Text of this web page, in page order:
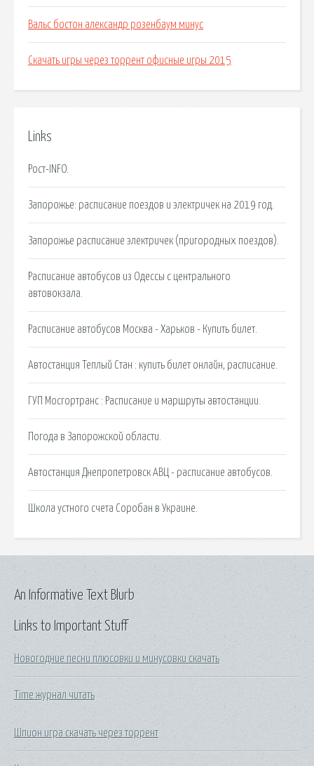
Вальс бостон александр розенбаум минус
Скачать игры через торрент офисные игры 2015
Links
Рост-INFO.
Запорожье: расписание поездов и электричек на 2019 год.
Запорожье расписание электричек (пригородных поездов).
Расписание автобусов из Одессы с центрального
автовокзала.
Расписание автобусов Москва - Харьков - Купить билет.
Автостанция Теплый Стан : купить билет онлайн, расписание.
ГУП Мосгортранс : Расписание и маршруты автостанции.
Погода в Запорожской области.
Автостанция Днепропетровск АВЦ - расписание автобусов.
Школа устного счета Соробан в Украине.
Links to Important Stuff
Новогодние песни плюсовки и минусовки скачать
Time журнал читать
Шпион игра скачать через торрент
An Informative Text Blurb